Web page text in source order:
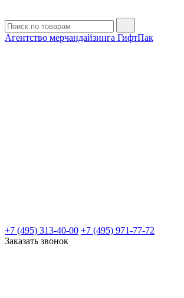
Агентство мерчандайзинга ГифтПак
+7 (495) 313-40-00 +7 (495) 971-77-72
Заказать звонок